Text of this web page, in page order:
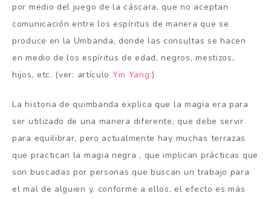
por medio del juego de la cáscara, que no aceptan
comunicación entre los espíritus de manera que se
produce en la Umbanda, donde las consultas se hacen
en medio de los espíritus de edad, negros, mestizos,
hijos, etc. (ver: artículo Yin Yang:)
La historia de quimbanda explica que la magia era para
ser utilizado de una manera diferente, que debe servir
para equilibrar, pero actualmente hay muchas terrazas
que practican la magia negra , que implican prácticas que
son buscadas por personas que buscan un trabajo para
el mal de alguien y, conforme a ellos, el efecto es más